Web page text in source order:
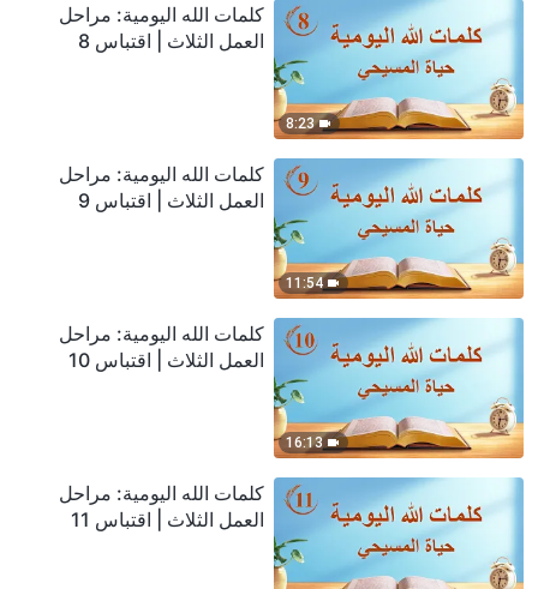
8:23
كلمات الله اليومية: مراحل
العمل الثلاث | اقتباس 8
11:54
كلمات الله اليومية: مراحل
العمل الثلاث | اقتباس 9
16:13
كلمات الله اليومية: مراحل
العمل الثلاث | اقتباس 10
كلمات الله اليومية: مراحل
العمل الثلاث | اقتباس 11